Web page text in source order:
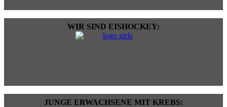
WIR SIND EISHOCKEY:
JUNGE ERWACHSENE MIT KREBS: